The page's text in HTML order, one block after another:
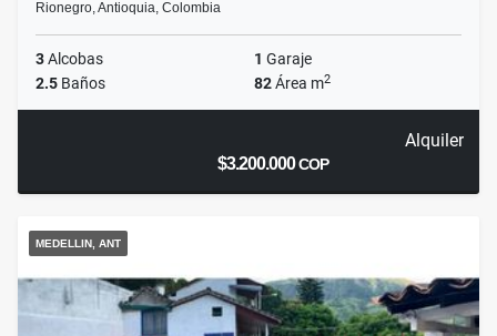
Rionegro, Antioquia, Colombia
3Alcobas 1 Garaje
2.5 Baños 82Área m2
Alquiler
$3.200.000COP
MEDELLIN, ANT